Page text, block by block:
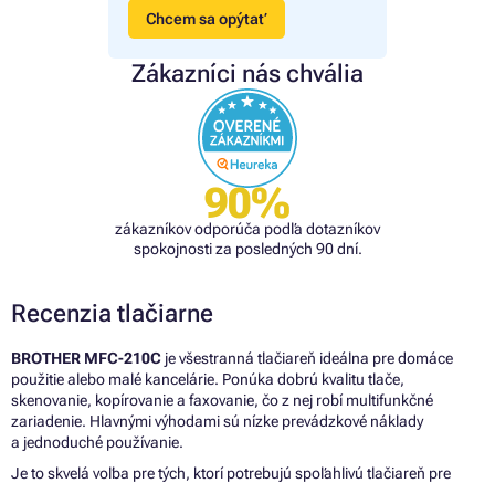
Chcem sa opýtať
Zákazníci nás chvália
90%
zákazníkov odporúča podľa dotazníkov
spokojnosti za posledných 90 dní.
Recenzia tlačiarne
BROTHER MFC-210C je všestranná tlačiareň ideálna pre domáce
použitie alebo malé kancelárie. Ponúka dobrú kvalitu tlače,
skenovanie, kopírovanie a faxovanie, čo z nej robí multifunkčné
zariadenie. Hlavnými výhodami sú nízke prevádzkové náklady
a jednoduché používanie.
Je to skvelá voľba pre tých, ktorí potrebujú spoľahlivú tlačiareň pre